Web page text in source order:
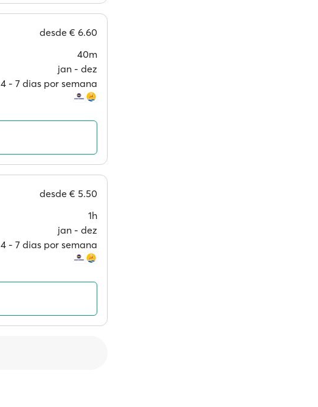
desde € 6.60
40m
jan ‐ dez
4 ‐ 7 dias por semana
desde € 5.50
1h
jan ‐ dez
4 ‐ 7 dias por semana